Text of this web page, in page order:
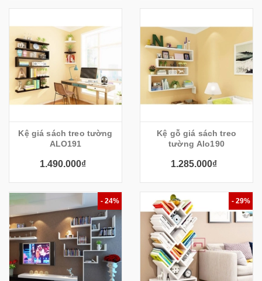
Kệ giá sách treo tường
ALO191
1.490.000₫
Kệ gỗ giá sách treo
tường Alo190
1.285.000₫
- 24% - 29%